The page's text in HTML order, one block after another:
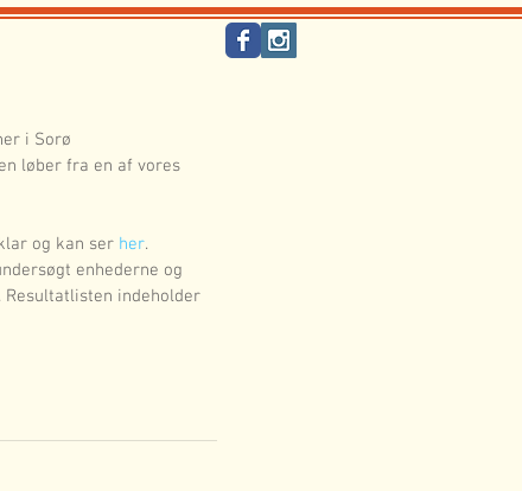
i Sorø
løber fra en af vores
og kan ser her.
enhederne og
Resultatlisten indeholder